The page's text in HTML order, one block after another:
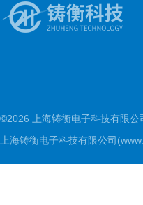
©2026 上海铸衡电子科技有限公
上海铸衡电子科技有限公司